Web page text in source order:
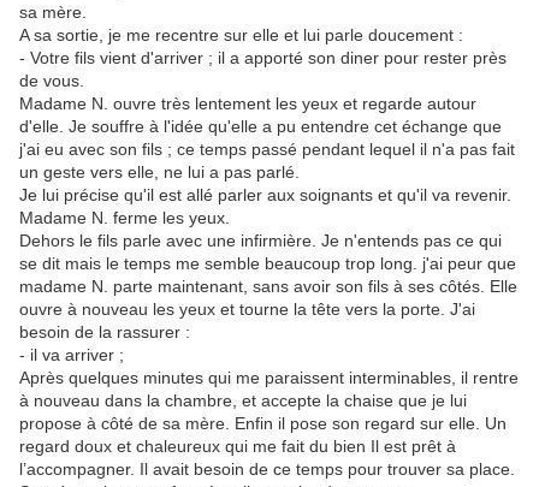
sa mère.
A sa sortie, je me recentre sur elle et lui parle doucement :
- Votre fils vient d'arriver ; il a apporté son diner pour rester près
de vous.
Madame N. ouvre très lentement les yeux et regarde autour
d'elle. Je souffre à l'idée qu'elle a pu entendre cet échange que
j'ai eu avec son fils ; ce temps passé pendant lequel il n'a pas fait
un geste vers elle, ne lui a pas parlé.
Je lui précise qu'il est allé parler aux soignants et qu'il va revenir.
Madame N. ferme les yeux.
Dehors le fils parle avec une infirmière. Je n'entends pas ce qui
se dit mais le temps me semble beaucoup trop long. j'ai peur que
madame N. parte maintenant, sans avoir son fils à ses côtés. Elle
ouvre à nouveau les yeux et tourne la tête vers la porte. J'ai
besoin de la rassurer :
- il va arriver ;
Après quelques minutes qui me paraissent interminables, il rentre
à nouveau dans la chambre, et accepte la chaise que je lui
propose à côté de sa mère. Enfin il pose son regard sur elle. Un
regard doux et chaleureux qui me fait du bien Il est prêt à
l’accompagner. Il avait besoin de ce temps pour trouver sa place.